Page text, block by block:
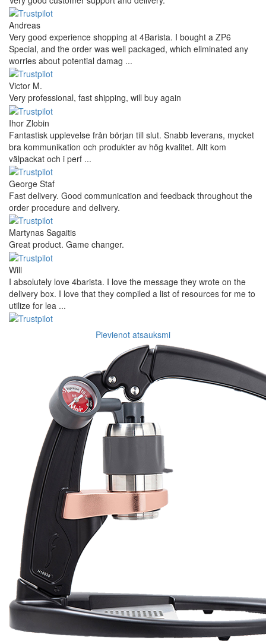
Andreas
Very good experience shopping at 4Barista. I bought a ZP6
Special, and the order was well packaged, which eliminated any
worries about potential damag ...
Victor M.
Very professional, fast shipping, will buy again
Ihor Zlobin
Fantastisk upplevelse från början till slut. Snabb leverans, mycket
bra kommunikation och produkter av hög kvalitet. Allt kom
välpackat och i perf ...
George Staf
Fast delivery. Good communication and feedback throughout the
order procedure and delivery.
Martynas Sagaitis
Great product. Game changer.
Will
I absolutely love 4barista. I love the message they wrote on the
delivery box. I love that they compiled a list of resources for me to
utilize for lea ...
Pievienot atsauksmi